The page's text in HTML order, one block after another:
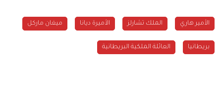
الأمير هاري الملك تشارلز الأميرة ديانا ميغان ماركل
بريطانيا العائلة الملكية البريطانية